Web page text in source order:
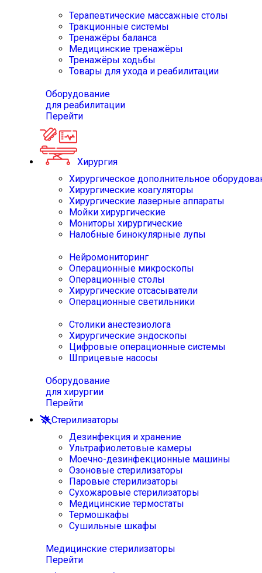
Терапевтические массажные столы
Тракционные системы
Тренажёры баланса
Медицинские тренажёры
Тренажёры ходьбы
Товары для ухода и реабилитации
Оборудование
для реабилитации
Перейти
Хирургия
Хирургическое дополнительное
Хирургические коагуляторы
Хирургические лазерные аппараты
Мойки хирургические
Мониторы хирургические
Налобные бинокулярные лупы
Нейромониторинг
Операционные микроскопы
Операционные столы
Хирургические отсасыватели
Операционные светильники
Столики анестезиолога
Хирургические эндоскопы
Цифровые операционные системы
Шприцевые насосы
Оборудование
для хирургии
Перейти
Стерилизаторы
Дезинфекция и хранение
Ультрафиолетовые камеры
Моечно-дезинфекционные машины
Озоновые стерилизаторы
Паровые стерилизаторы
Сухожаровые стерилизаторы
Медицинские термостаты
Термошкафы
Сушильные шкафы
Медицинские стерилизаторы
Перейти